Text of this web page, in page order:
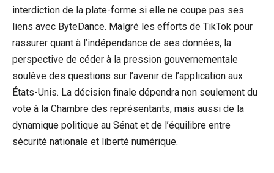
interdiction de la plate-forme si elle ne coupe pas ses
liens avec ByteDance. Malgré les efforts de TikTok pour
rassurer quant à l’indépendance de ses données, la
perspective de céder à la pression gouvernementale
soulève des questions sur l’avenir de l’application aux
États-Unis. La décision finale dépendra non seulement du
vote à la Chambre des représentants, mais aussi de la
dynamique politique au Sénat et de l’équilibre entre
sécurité nationale et liberté numérique.